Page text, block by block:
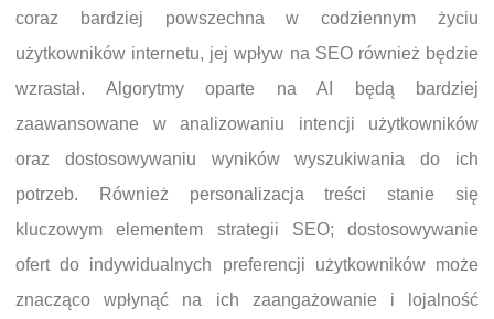
coraz bardziej powszechna w codziennym życiu
użytkowników internetu, jej wpływ na SEO również będzie
wzrastał. Algorytmy oparte na AI będą bardziej
zaawansowane w analizowaniu intencji użytkowników
oraz dostosowywaniu wyników wyszukiwania do ich
potrzeb. Również personalizacja treści stanie się
kluczowym elementem strategii SEO; dostosowywanie
ofert do indywidualnych preferencji użytkowników może
znacząco wpłynąć na ich zaangażowanie i lojalność